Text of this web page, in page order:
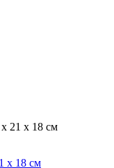
21 x 18 см